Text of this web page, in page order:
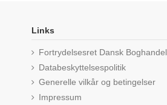
Links
Fortrydelsesret Dansk Boghandel
Databeskyttelsespolitik
Generelle vilkår og betingelser
Impressum